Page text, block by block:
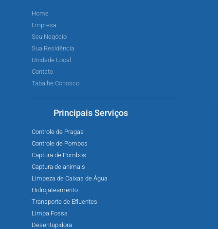
Home
Empresa
Seu Negócio
Sua Residência
Unidade Local
Contato
Tabalhe Conosco
Principais Serviços
Controle de Pragas
Controle de Pombos
Captura de Pombos
Captura de animais
Limpeza de Caixas de Água
Hidrojateamento
Transporte de Efluentes
Limpa Fossa
Desentupidora